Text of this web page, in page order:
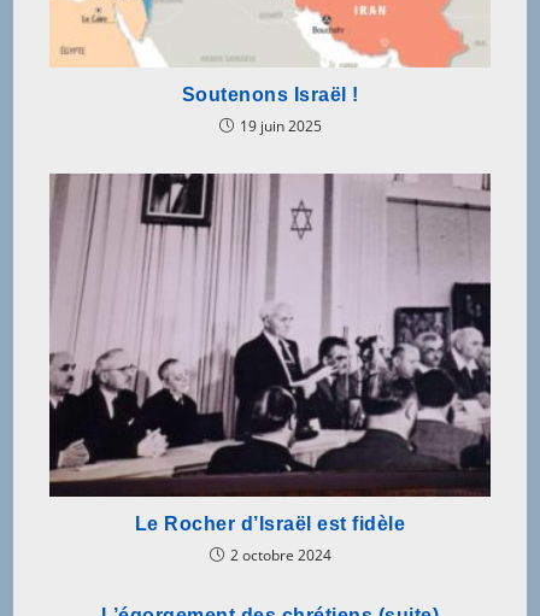
Soutenons Israël !
19 juin 2025
Le Rocher d’Israël est fidèle
2 octobre 2024